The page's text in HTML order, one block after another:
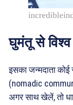
घुमंतू से
इसका जन्मदाता कोई
(nomadic
अगर साथ खेलें, तो